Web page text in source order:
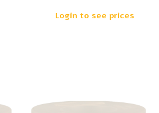
Login to see prices